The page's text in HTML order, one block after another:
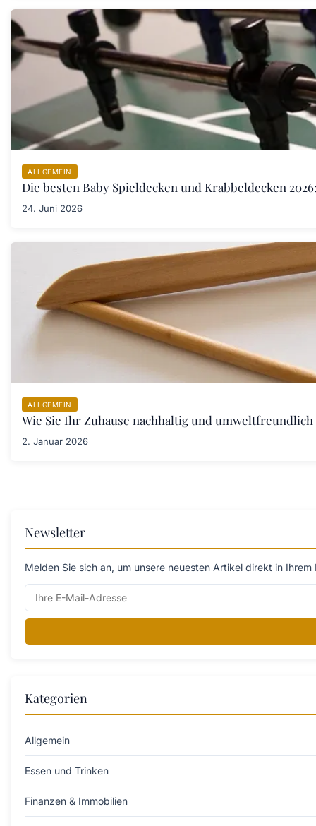
ALLGEMEIN
Die besten Baby Spieldecken und Krabbeldecken
24. Juni 2026
ALLGEMEIN
Wie Sie Ihr Zuhause nachhaltig und umweltfreundlich
2. Januar 2026
Newsletter
Melden Sie sich an, um unsere neuesten Artikel direkt in
Kategorien
Allgemein
Essen und Trinken
Finanzen & Immobilien